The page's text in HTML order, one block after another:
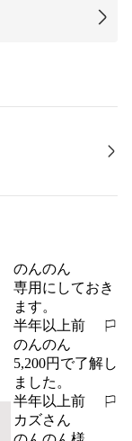
のんのん
専用にしておき
ます。
半年以上前
報告する
のんのん
5,200円で了解し
ました。
半年以上前
報告する
カズさん